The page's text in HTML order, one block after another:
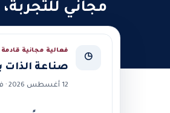
مجاني
◷
فعالية مجانية قادمة
صناعة الذات
12 أغسطس 2026 · فندق إيبيس السالمية